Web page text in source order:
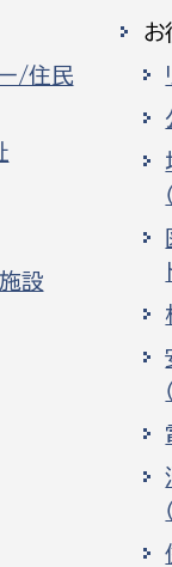
/住民
設
お